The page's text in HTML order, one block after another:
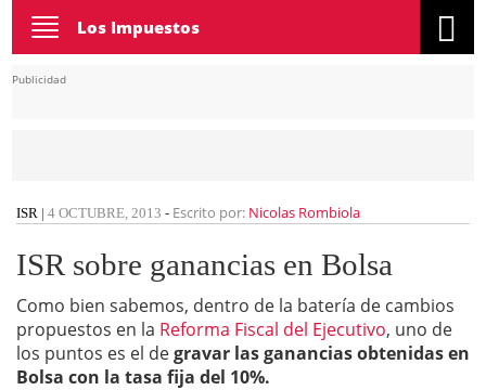
Toggle
navigation
Los Impuestos
Publicidad
ISR | 4 OCTUBRE, 2013 - Escrito por: Nicolas Rombiola
ISR sobre ganancias en Bolsa
Como bien sabemos, dentro de la batería de cambios
propuestos en la Reforma Fiscal del Ejecutivo, uno de
los puntos es el degravar las ganancias obtenidas en
Bolsa con la tasa fija del 10%.